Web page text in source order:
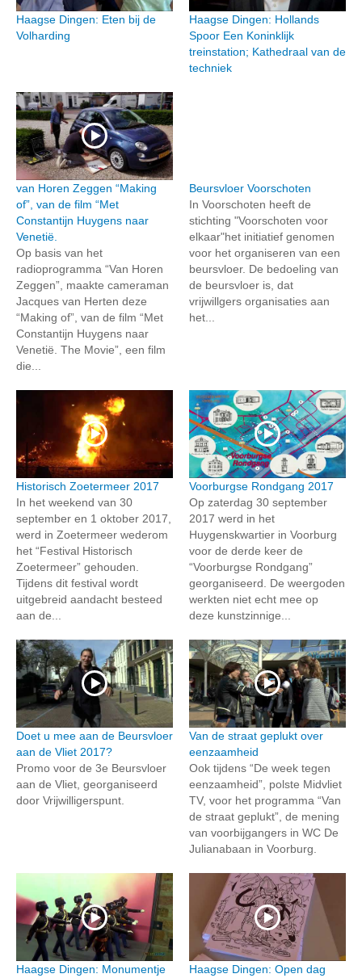
Haagse Dingen: Eten bij de
Volharding
Haagse Dingen: Hollands
Spoor Een Koninklijk
treinstation; Kathedraal van de
techniek
van Horen Zeggen “Making
of”, van de film “Met
Constantijn Huygens naar
Venetië.
Op basis van het
radioprogramma “Van Horen
Zeggen”, maakte cameraman
Jacques van Herten deze
“Making of”, van de film “Met
Constantijn Huygens naar
Venetië. The Movie”, een film
die...
Beursvloer Voorschoten
In Voorschoten heeft de
stichting "Voorschoten voor
elkaar"het initiatief genomen
voor het organiseren van een
beursvloer. De bedoeling van
de beursvloer is, dat
vrijwillgers organisaties aan
het...
Historisch Zoetermeer 2017
In het weekend van 30
september en 1 oktober 2017,
werd in Zoetermeer wederom
het “Festival Historisch
Zoetermeer” gehouden.
Tijdens dit festival wordt
uitgebreid aandacht besteed
aan de...
Voorburgse Rondgang 2017
Op zaterdag 30 september
2017 werd in het
Huygenskwartier in Voorburg
voor de derde keer de
“Voorburgse Rondgang”
georganiseerd. De weergoden
werkten niet echt mee op
deze kunstzinnige...
Doet u mee aan de Beursvloer
aan de Vliet 2017?
Promo voor de 3e Beursvloer
aan de Vliet, georganiseerd
door Vrijwilligerspunt.
Van de straat geplukt over
eenzaamheid
Ook tijdens “De week tegen
eenzaamheid”, polste Midvliet
TV, voor het programma “Van
de straat geplukt”, de mening
van voorbijgangers in WC De
Julianabaan in Voorburg.
Haagse Dingen: Monumentje
Haagse Dingen: Open dag